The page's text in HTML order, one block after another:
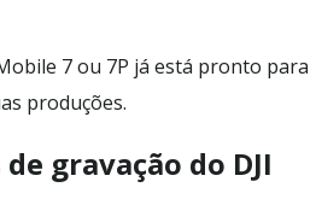
7 ou 7P já está pronto para
produções.
gravação do DJI